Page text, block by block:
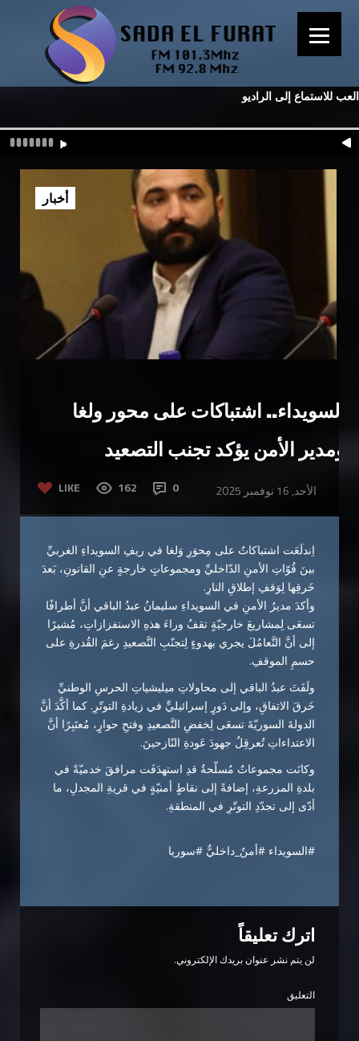
العب للاستماع إلى الراديو
السويداء.. اشتباكات على محور ولغا
ومدير الأمن يؤكد تجنب التصعيد
LIKE 162 0 الأحد, 16 نوفمبر 2025
أخبار
اِندلَعَت اشتباكاتٌ على مِحوَرِ وَلغا في ريفِ السويداءِ الغربيِّ
بينَ قُوّاتِ الأمنِ الدّاخليِّ ومجموعاتٍ خارجةٍ عنِ القانونِ، بَعدَ
خَرقِها لِوَقفِ إطلاقِ النارِ.
وأكدَ مديرُ الأمنِ في السويداءِ سليمانُ عبدُ الباقي أنَّ أطرافًا
تسعَى لِمشاريعَ خارجيّةٍ تقفُ وراءَ هذهِ الاستفزازاتِ، مُشيرًا
إلى أنَّ التَّعامُلَ يجري بهدوءٍ لِتجنّبِ التَّصعيدِ رغمَ القُدرةِ على
حسمِ الموقفِ.
ولَفَتَ عبدُ الباقي إلى محاولاتِ ميليشياتِ الحرسِ الوطنيِّ
خَرقَ الاتفاقِ، وإلى دَورٍ إسرائيليٍّ في زيادةِ التوتّرِ. كما أكَّدَ أنَّ
الدولةَ السوريّةَ تسعَى لِخفضِ التَّصعيدِ وفتحِ حوارٍ، مُعتَبِرًا أنَّ
الاعتداءاتِ تُعرقِلُ جهودَ عَودةِ النّازحينَ.
وكانَت مجموعاتٌ مُسلّحةٌ قدِ استهدَفَت مرافقَ خدميّةً في
بلدةِ المزرعةِ، إضافةً إلى نقاطٍ أمنيّةٍ في قريةِ المجدلِ، ما
أدّى إلى تجدّدِ التوتّرِ في المنطقةِ.
#السويداء #أمنٌ_داخليٌّ #سوريا
اترك تعليقاً
لن يتم نشر عنوان بريدك الإلكتروني.
التعليق